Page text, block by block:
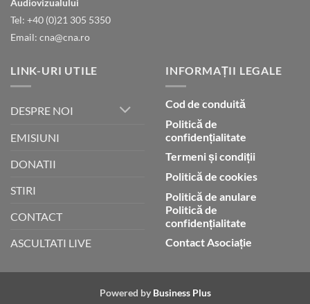
Audiovizualului
Tel: +40 (0)21 305 5350
Email: cna@cna.ro
LINK-URI UTILE
DESPRE NOI
EMISIUNI
DONATII
STIRI
CONTACT
ASCULTATI LIVE
INFORMAȚII LEGALE
Cod de conduită
Politică de
confidențialitate
Termeni și condiții
Politică de cookies
Politică de anulare
Politică de
confidențialitate
Contact Asociație
Powered by Business Plus